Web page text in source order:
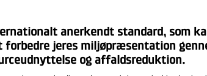
anerkendt standard, som
forbedre jeres miljøpræsentation
og affaldsreduktion.